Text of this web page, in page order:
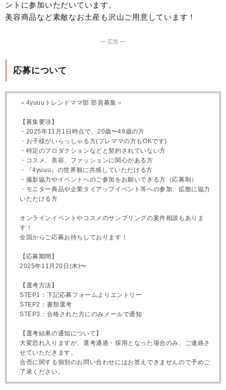
ントに参加いただいています。
美容商品など素敵なお土産も沢山ご用意しています！
― 広告 ―
応募について
＜4yuuuトレンドママ部 部員募集＞
【募集要項】
・2025年11月1日時点で、20歳〜49歳の方
・お子様がいらっしゃる方(プレママの方もOKです)
・特定のプロダクションなどと契約されていない方
・コスメ、美容、ファッションに関心がある方
・『4yuuu』の世界観に共感していただける方
・撮影協力やイベントへのご参加をお願いできる方（応募制）
・モニター商品や企業タイアップイベント等への参加、拡散に協力
いただける方
オンラインイベントやコスメのサンプリングの案件相談もありま
す！
全国からご応募お待ちしております！
【応募期間】
2025年11月20日(木)〜
【選考方法】
STEP1：下記応募フォームよりエントリー
STEP2：書類選考
STEP3：合格された方にのみメールで通知
【選考結果の通知について】
大変恐れ入りますが、選考通過・採用となった場合のみ、ご連絡さ
せていただきます。
合否に関する個別のお問い合わせにはお答えできませんので予めご
了承ください。